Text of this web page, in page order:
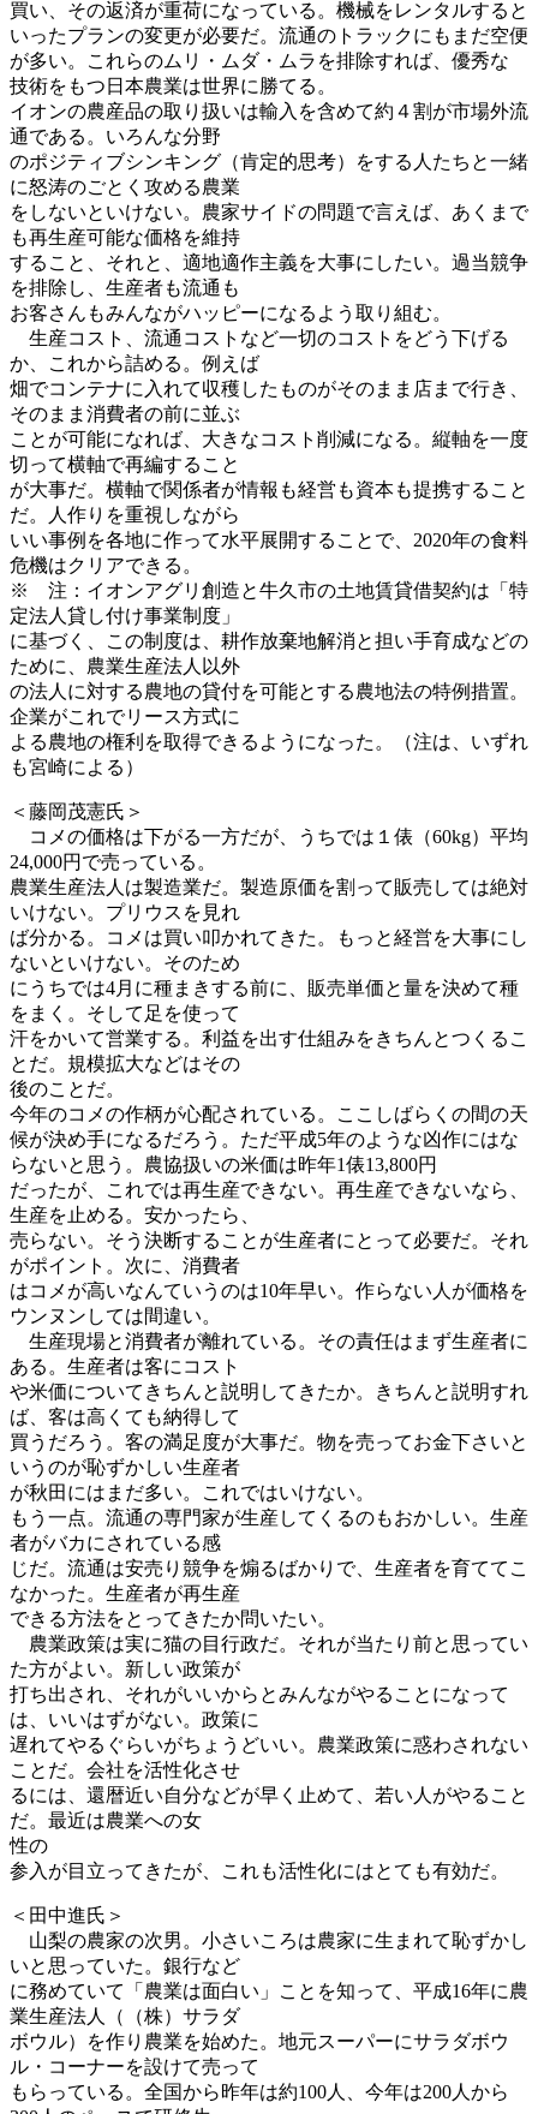
買い、その返済が重荷になっている。機械をレンタルすると
いったプランの変更が必要だ。流通のトラックにもまだ空便
が多い。これらのムリ・ムダ・ムラを排除すれば、優秀な
技術をもつ日本農業は世界に勝てる。
イオンの農産品の取り扱いは輸入を含めて約４割が市場外流
通である。いろんな分野
のポジティブシンキング（肯定的思考）をする人たちと一緒
に怒涛のごとく攻める農業
をしないといけない。農家サイドの問題で言えば、あくまで
も再生産可能な価格を維持
すること、それと、適地適作主義を大事にしたい。過当競争
を排除し、生産者も流通も
お客さんもみんながハッピーになるよう取り組む。
生産コスト、流通コストなど一切のコストをどう下げる
か、これから詰める。例えば
畑でコンテナに入れて収穫したものがそのまま店まで行き、
そのまま消費者の前に並ぶ
ことが可能になれば、大きなコスト削減になる。縦軸を一度
切って横軸で再編すること
が大事だ。横軸で関係者が情報も経営も資本も提携すること
だ。人作りを重視しながら
いい事例を各地に作って水平展開することで、2020年の食料
危機はクリアできる。
※ 注：イオンアグリ創造と牛久市の土地賃貸借契約は「特
定法人貸し付け事業制度」
に基づく、この制度は、耕作放棄地解消と担い手育成などの
ために、農業生産法人以外
の法人に対する農地の貸付を可能とする農地法の特例措置。
企業がこれでリース方式に
よる農地の権利を取得できるようになった。（注は、いずれ
も宮崎による）
＜藤岡茂憲氏＞
コメの価格は下がる一方だが、うちでは１俵（60kg）平均
24,000円で売っている。
農業生産法人は製造業だ。製造原価を割って販売しては絶対
いけない。プリウスを見れ
ば分かる。コメは買い叩かれてきた。もっと経営を大事にし
ないといけない。そのため
にうちでは4月に種まきする前に、販売単価と量を決めて種
をまく。そして足を使って
汗をかいて営業する。利益を出す仕組みをきちんとつくるこ
とだ。規模拡大などはその
後のことだ。
今年のコメの作柄が心配されている。ここしばらくの間の天
候が決め手になるだろう。ただ平成5年のような凶作にはな
らないと思う。農協扱いの米価は昨年1俵13,800円
だったが、これでは再生産できない。再生産できないなら、
生産を止める。安かったら、
売らない。そう決断することが生産者にとって必要だ。それ
がポイント。次に、消費者
はコメが高いなんていうのは10年早い。作らない人が価格を
ウンヌンしては間違い。
生産現場と消費者が離れている。その責任はまず生産者に
ある。生産者は客にコスト
や米価についてきちんと説明してきたか。きちんと説明すれ
ば、客は高くても納得して
買うだろう。客の満足度が大事だ。物を売ってお金下さいと
いうのが恥ずかしい生産者
が秋田にはまだ多い。これではいけない。
もう一点。流通の専門家が生産してくるのもおかしい。生産
者がバカにされている感
じだ。流通は安売り競争を煽るばかりで、生産者を育ててこ
なかった。生産者が再生産
できる方法をとってきたか問いたい。
農業政策は実に猫の目行政だ。それが当たり前と思ってい
た方がよい。新しい政策が
打ち出され、それがいいからとみんながやることになって
は、いいはずがない。政策に
遅れてやるぐらいがちょうどいい。農業政策に惑わされない
ことだ。会社を活性化させ
るには、還暦近い自分などが早く止めて、若い人がやること
だ。最近は農業への女
性の
参入が目立ってきたが、これも活性化にはとても有効だ。
＜田中進氏＞
山梨の農家の次男。小さいころは農家に生まれて恥ずかし
いと思っていた。銀行など
に務めていて「農業は面白い」ことを知って、平成16年に農
業生産法人（（株）サラダ
ボウル）を作り農業を始めた。地元スーパーにサラダボウ
ル・コーナーを設けて売って
もらっている。全国から昨年は約100人、今年は200人から